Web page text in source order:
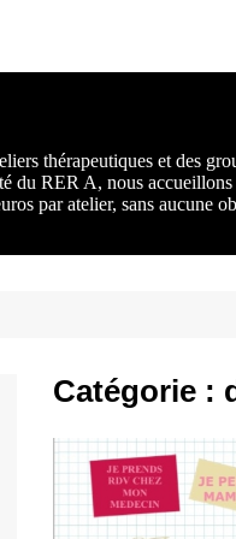
thérapeutiques et des
du RER A, nous
par atelier, sans
Catégorie :